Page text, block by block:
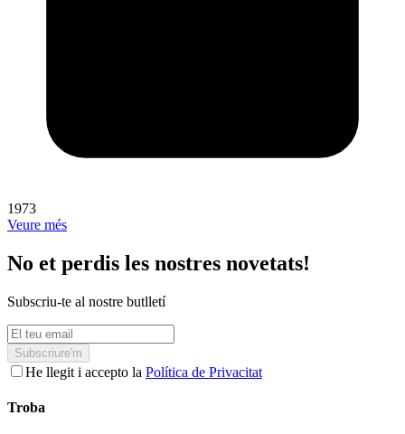
1973
Veure més
No et perdis les nostres novetats!
Subscriu-te al nostre butlletí
Subscriure'm
He llegit i accepto la Política de Privacitat
Troba